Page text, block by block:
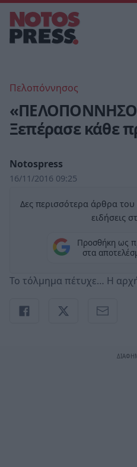
Πελοπόννησος
Ξεπέρασε κάθε
Notospress
16/11/2016 09:25
Δες περισσότερα άρθρα
ειδήσεις
Προσθήκη ως
στα
Το τόλμημα πέτυχε… Η αρχή